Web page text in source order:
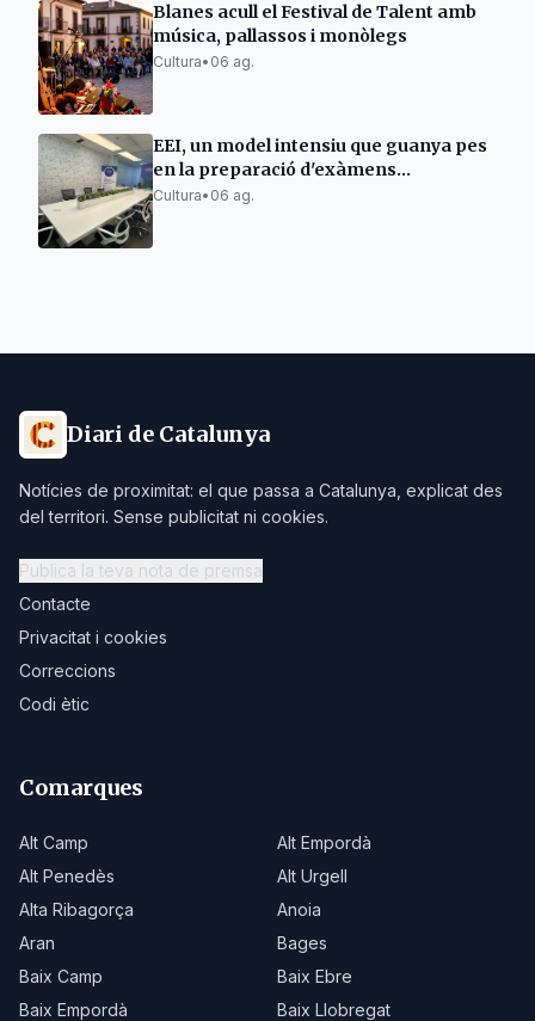
Blanes acull el Festival de Talent amb
música, pallassos i monòlegs
Cultura• 06 ag.
EEI, un model intensiu que guanya pes
en la preparació d'exàmens
Cambridge a Espanya
Cultura• 06 ag.
Diari de Catalunya
Notícies de proximitat: el que passa a Catalunya, explicat des
del territori. Sense publicitat ni cookies.
Publica la teva nota de premsa
Contacte
Privacitat i cookies
Correccions
Codi ètic
Comarques
Alt Camp
Alt Empordà
Alt Penedès
Alt Urgell
Alta Ribagorça
Anoia
Aran
Bages
Baix Camp
Baix Ebre
Baix Empordà
Baix Llobregat